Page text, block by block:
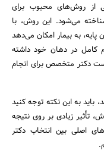
از روش‌های محبوب برای
می‌شود. این روش، با
پایه، به بیمار امکان می‌دهد
کامل در دهان خود داشته
دکتر متخصص برای انجام
باید به این نکته توجه کنید
تأثیر زیادی بر روی نتیجه
اصلی بین انتخاب دکتر